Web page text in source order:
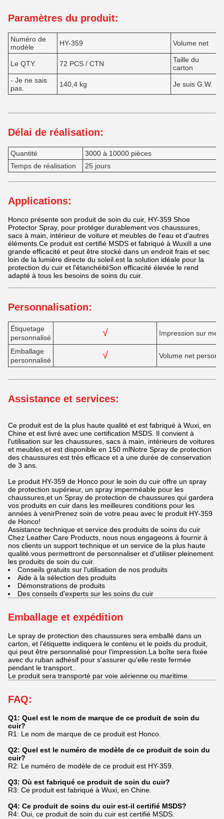
Paramètres du produit:
Numéro de
modèle
HY-359 Volume net
Le QTY. 72 PCS / CTN
Taille du
carton
- Je ne sais
pas.
140,4 kg Je suis G.W.
Délai de réalisation:
Quantité
3000 à 10000 pièces
Temps de réalisation
25 jours
Applications:
Honco présente son produit de soin du cuir, HY-359 Shoe
Protector Spray, pour protéger durablement vos chaussures,
sacs à main, intérieur de voiture et meubles de l'eau et d'autres
éléments.Ce produit est certifié MSDS et fabriqué à WuxiIl a une
grande efficacité et peut être stocké dans un endroit frais et sec
loin de la lumière directe du soleil.est la solution idéale pour la
protection du cuir et l'étanchéitéSon efficacité élevée le rend
adapté à tous les besoins de soins du cuir.
Personnalisation:
Étiquetage
personnalisé
√ Impression sur
Emballage
personnalisé
√ Volume net
Assistance et services:
Ce produit est de la plus haute qualité et est fabriqué à Wuxi, en
Chine et est livré avec une certification MSDS. Il convient à
l'utilisation sur les chaussures, sacs à main, intérieurs de voitures
et meubles,et est disponible en 150 mlNotre Spray de protection
des chaussures est très efficace et a une durée de conservation
de 3 ans.
Le produit HY-359 de Honco pour le soin du cuir offre un spray
de protection supérieur, un spray imperméable pour les
chaussures,et un Spray de protection de chaussures qui gardera
vos produits en cuir dans les meilleures conditions pour les
années à venirPrenez soin de votre peau avec le produit HY-359
de Honco!
Assistance technique et service des produits de soins du cuir
Chez Leather Care Products, nous nous engageons à fournir à
nos clients un support technique et un service de la plus haute
qualité. vous permettront de personnaliser et d'utiliser pleinement
les produits de soin du cuir.
Conseils gratuits sur l'utilisation de nos produits
Aide à la sélection des produits
Démonstrations de produits
Des conseils d'experts sur les soins du cuir
Emballage et expédition
Le spray de protection des chaussures sera emballé dans un
carton, et l'étiquette indiquera le contenu et le poids du produit,
qui peut être personnalisé pour l'impression.La boîte sera fixée
avec du ruban adhésif pour s'assurer qu'elle reste fermée
pendant le transport..
Le produit sera transporté par voie aérienne ou maritime.
FAQ:
Q1: Quel est le nom de marque de ce produit de soin du
cuir?
R1: Le nom de marque de ce produit est Honco.
Q2: Quel est le numéro de modèle de ce produit de soin du
cuir?
R2: Le numéro de modèle de ce produit est HY-359.
Q3: Où est fabriqué ce produit de soin du cuir?
R3: Ce produit est fabriqué à Wuxi, en Chine.
Q4: Ce produit de soins du cuir est-il certifié MSDS?
R4: Oui, ce produit de soin du cuir est certifié MSDS.